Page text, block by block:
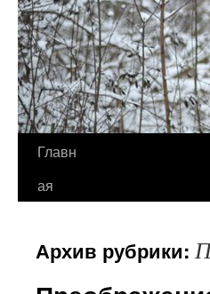
Перейти
Главн
ая
Архив рубрики: